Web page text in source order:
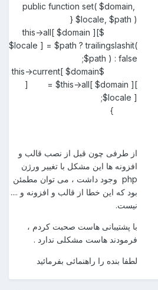
public function set( $domain,
$locale, $path ) {
$this->all[ $domain ][
$locale ] = $path ? trailingslashit(
$path ) : false;
$this->current[ $domain
] = $this->all[ $domain ][
$locale ];
}
از طرفی چون قبل از نصب قالب و
افزونه ها این مشکل با تغییر ورژن
php وجود داشت ، می توان مطمئن
بود که این خطا از قالب و افزونه و ....
نیست.
با پشتیبانی هاست صحبت کردم ،
فرمودند هاست مشکلی ندارد .
لطفا بنده را راهنمائی بفرمائید